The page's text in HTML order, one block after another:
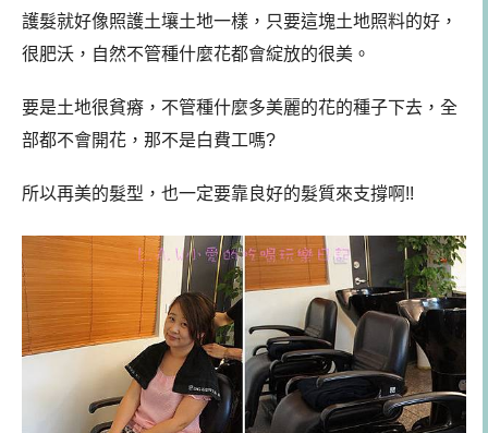
護髮就好像照護土壤土地一樣，只要這塊土地照料的好，
很肥沃，自然不管種什麼花都會綻放的很美。
要是土地很貧瘠，不管種什麼多美麗的花的種子下去，全
部都不會開花，那不是白費工嗎?
所以再美的髮型，也一定要靠良好的髮質來支撐啊!!